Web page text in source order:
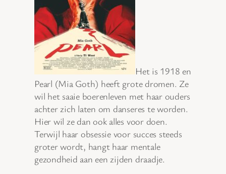
Het is 1918 en
Pearl (Mia Goth) heeft grote dromen. Ze
wil het saaie boerenleven met haar ouders
achter zich laten om danseres te worden.
Hier wil ze dan ook alles voor doen.
Terwijl haar obsessie voor succes steeds
groter wordt, hangt haar mentale
gezondheid aan een zijden draadje.